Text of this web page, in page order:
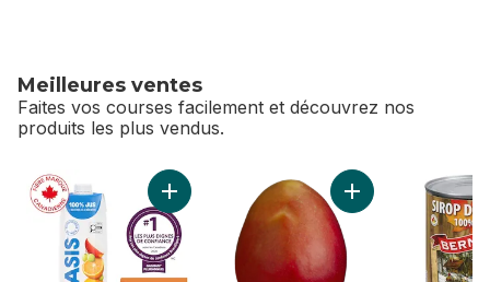
Meilleures ventes
Faites vos courses facilement et découvrez nos
produits les plus vendus.
sauter Meilleures ventes
Ajouter Jus d’orange pur déjeuner au panier
Ajouter Mangues